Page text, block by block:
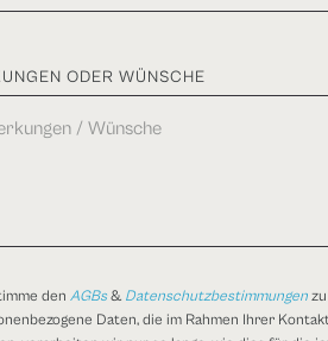
ODER WÜNSCHE
den AGBs& Datenschutzbestimmungenzu
Daten, die im Rahmen Ihrer